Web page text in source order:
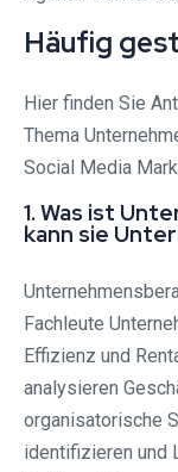
Häufig
Hier finden Sie
Thema
Social Media
1. Was ist
kann sie
Fachleute
Effizienz und
analysieren
organisatorische
identifizieren und